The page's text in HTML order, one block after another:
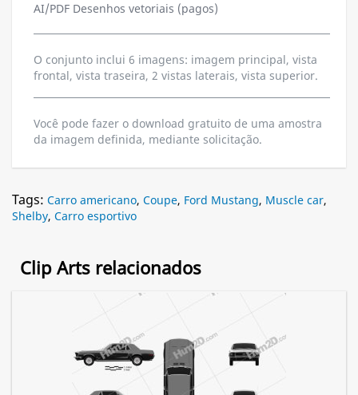
AI/PDF Desenhos vetoriais (pagos)
O conjunto inclui 6 imagens: imagem principal, vista
frontal, vista traseira, 2 vistas laterais, vista superior.
Você pode fazer o download gratuito de uma amostra
da imagem definida, mediante solicitação.
Tags: Carro americano, Coupe, Ford Mustang, Muscle car,
Shelby, Carro esportivo
Clip Arts relacionados